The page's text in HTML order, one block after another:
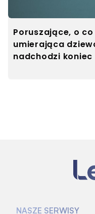
Poruszające, o
umierająca
nadchodzi koniec
NASZE SERWISY